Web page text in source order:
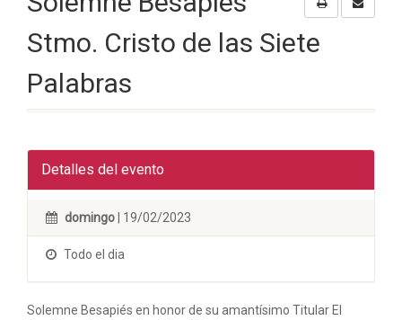
Stmo. Cristo de las Siete
Palabras
Detalles del evento
domingo | 19/02/2023
Todo el dia
Solemne Besapiés en honor de su amantísimo Titular El